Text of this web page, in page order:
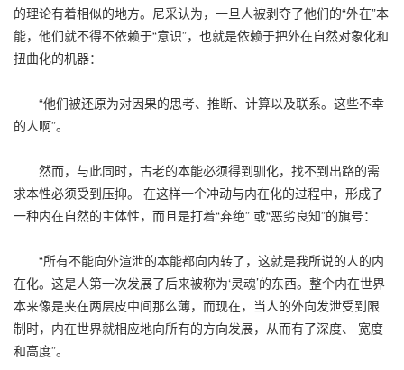
的理论有着相似的地方。尼采认为，一旦人被剥夺了他们的“外在”本
能，他们就不得不依赖于“意识”，也就是依赖于把外在自然对象化和
扭曲化的机器：
“他们被还原为对因果的思考、推断、计算以及联系。这些不幸
的人啊”。
然而，与此同时，古老的本能必须得到驯化，找不到出路的需
求本性必须受到压抑。 在这样一个冲动与内在化的过程中，形成了
一种内在自然的主体性，而且是打着“弃绝” 或“恶劣良知”的旗号：
“所有不能向外渲泄的本能都向内转了，这就是我所说的人的内
在化。这是人第一次发展了后来被称为‘灵魂’的东西。整个内在世界
本来像是夹在两层皮中间那么薄，而现在，当人的外向发泄受到限
制时，内在世界就相应地向所有的方向发展，从而有了深度、 宽度
和高度”。